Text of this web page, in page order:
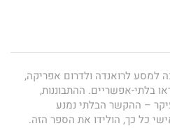
לראשונה למסע לרואנדה ולדרום אפריקה,
בלתי-אפשריים. ההתבוננות,
– ההקשר הבלתי נמנע
כל כך, הולידו את הספר הזה.